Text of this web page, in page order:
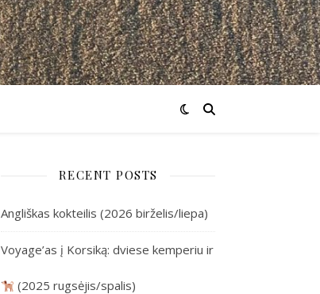
RECENT POSTS
Angliškas kokteilis (2026 birželis/liepa)
Voyage’as į Korsiką: dviese kemperiu ir
(2025 rugsėjis/spalis)